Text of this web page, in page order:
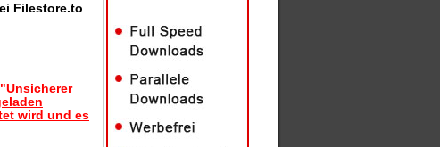
Filestore.to
wird und es